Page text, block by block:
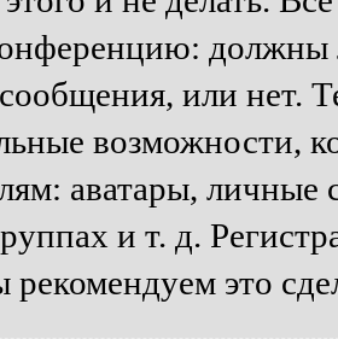
должны
или нет.
возможности,
аватары,
и т. д.
это